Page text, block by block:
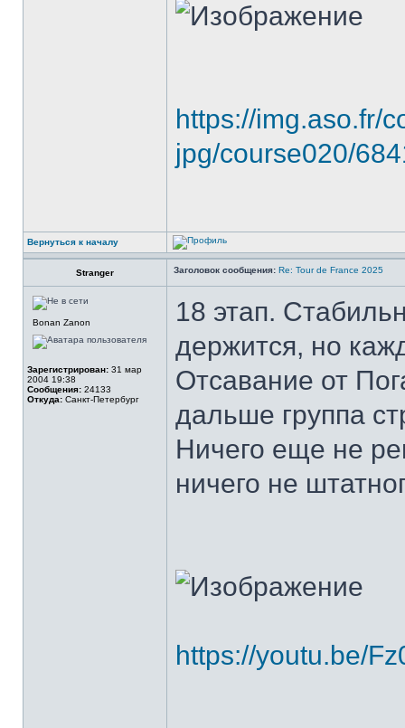
https://img.aso.fr/
jpg/course020/
Вернуться к началу
Stranger Заголовок сообщения: Re: Tour de France 2025
Bonan Zanon
Зарегистрирован: 31 мар
2004 19:38
Сообщения: 24133
Откуда: Санкт-Петербург
18 этап.
держится, но
Отсавание от
дальше группа
Ничего еще не
ничего не
https://youtu.be/